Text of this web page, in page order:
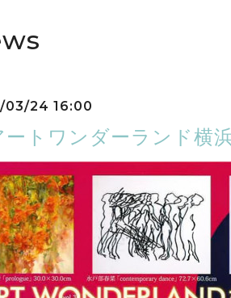
03/24 16:00
ートワンダーランド横浜